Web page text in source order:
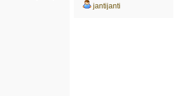
jantijanti